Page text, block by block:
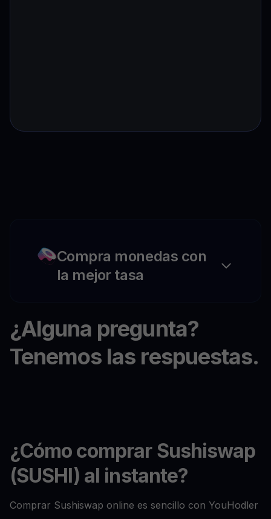
Compra monedas con
la mejor tasa
¿Alguna pregunta?
Tenemos las respuestas.
¿Cómo comprar Sushiswap
(SUSHI) al instante?
Comprar Sushiswap online es sencillo con YouHodler